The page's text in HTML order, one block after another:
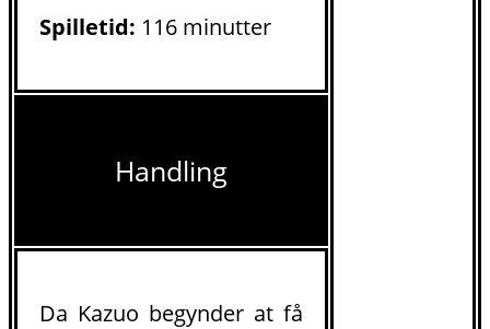
Spilletid: 116 minutter
Handling
Da Kazuo begynder at få